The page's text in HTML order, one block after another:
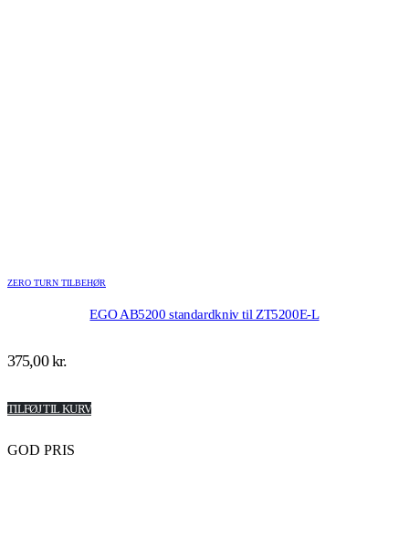
ZERO TURN TILBEHØR
EGO AB5200 standardkniv til ZT5200E-L
375,00kr.
TILFØJ TIL KURV
GOD PRIS